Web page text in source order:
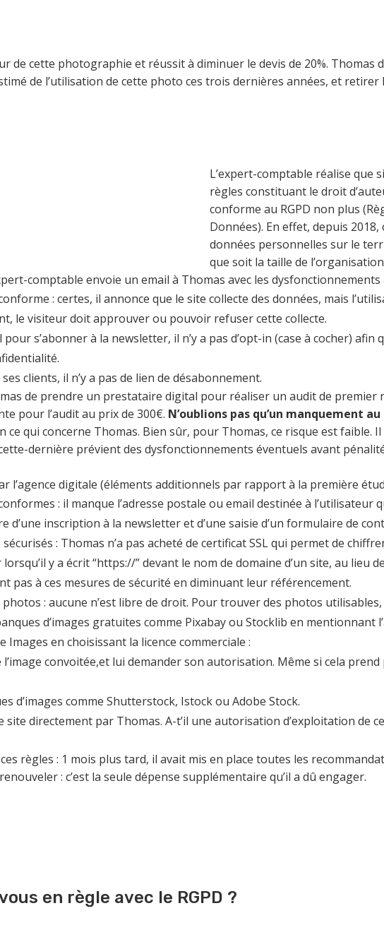
de cette photographie et réussit à diminuer le devis de 20%. Thomas
de l’utilisation de cette photo ces trois dernières années, et
L’expert-comptable réalise que
règles constituant le droit
conforme au RGPD non plus
Données). En effet, depuis
données personnelles sur le
que soit la taille de
comptable envoie un email à Thomas avec les
: certes, il annonce que le site collecte des données, mais
le visiteur doit approuver ou pouvoir refuser cette collecte.
s’abonner à la newsletter, il n’y a pas d’opt-in (case à cocher)
clients, il n’y a pas de lien de désabonnement.
de prendre un prestataire digital pour réaliser un audit de premier
pour l’audit au prix de 300€. N’oublions pas qu’un manquement
ce qui concerne Thomas. Bien sûr, pour Thomas, ce risque est faible.
dernière prévient des dysfonctionnements éventuels avant
l’agence digitale (éléments additionnels par rapport à la première
: il manque l’adresse postale ou email destinée à l’utilisateur
d’une inscription à la newsletter et d’une saisie d’un formulaire de
: Thomas n’a pas acheté de certificat SSL qui permet de
y a écrit “https://” devant le nom de domaine d’un site, au lieu
pas à ces mesures de sécurité en diminuant leur référencement.
: aucune n’est libre de droit. Pour trouver des photos
d’images gratuites comme Pixabay ou Stocklib en mentionnant
en choisissant la licence commerciale :
convoitée,et lui demander son autorisation. Même si cela
d’images comme Shutterstock, Istock ou Adobe Stock.
site directement par Thomas. A-t’il une autorisation d’exploitation de
règles : 1 mois plus tard, il avait mis en place toutes les
: c’est la seule dépense supplémentaire qu’il a dû engager.
en règle avec le RGPD ?